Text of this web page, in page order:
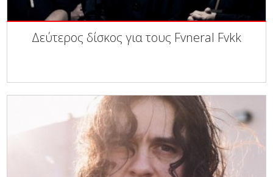
Δεύτερος δίσκος για τους Fvneral Fvkk